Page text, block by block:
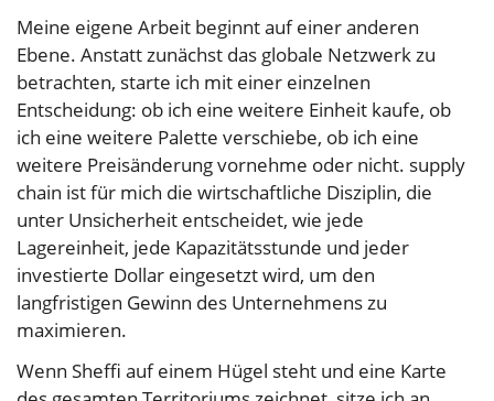
Meine eigene Arbeit beginnt auf einer anderen
Ebene. Anstatt zunächst das globale Netzwerk zu
betrachten, starte ich mit einer einzelnen
Entscheidung: ob ich eine weitere Einheit kaufe, ob
ich eine weitere Palette verschiebe, ob ich eine
weitere Preisänderung vornehme oder nicht. supply
chain ist für mich die wirtschaftliche Disziplin, die
unter Unsicherheit entscheidet, wie jede
Lagereinheit, jede Kapazitätsstunde und jeder
investierte Dollar eingesetzt wird, um den
langfristigen Gewinn des Unternehmens zu
maximieren.
Wenn Sheffi auf einem Hügel steht und eine Karte